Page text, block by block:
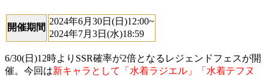
開催期間
2024年6月30日(日)12:00~
2024年7月3日(水)18:59
6/30(日)12時よりSSR確率が2倍となるレジェンドフェスが開
催。今回は新キャラとして「水着ラジエル」「水着テフヌ